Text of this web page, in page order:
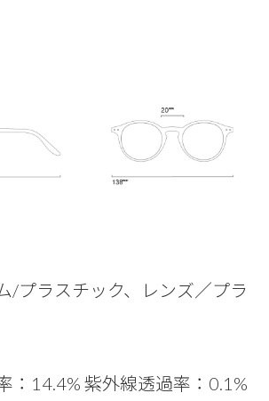
/プラスチック、レンズ／プラ
：14.4% 紫外線透過率：0.1%